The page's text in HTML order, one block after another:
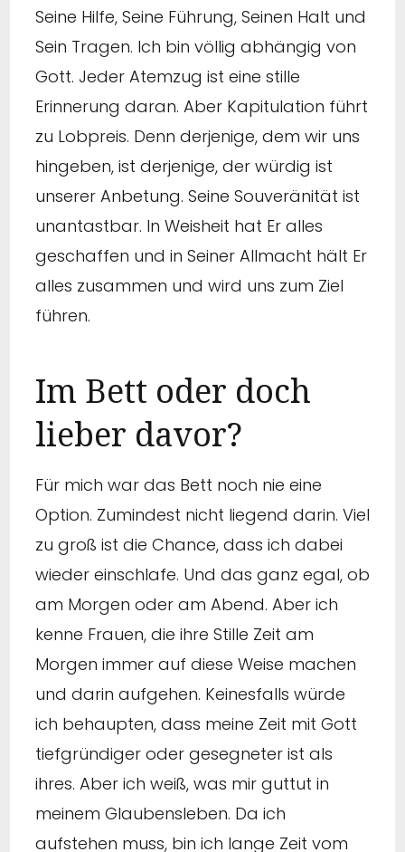
Seine Hilfe, Seine Führung, Seinen Halt und
Sein Tragen. Ich bin völlig abhängig von
Gott. Jeder Atemzug ist eine stille
Erinnerung daran. Aber Kapitulation führt
zu Lobpreis. Denn derjenige, dem wir uns
hingeben, ist derjenige, der würdig ist
unserer Anbetung. Seine Souveränität ist
unantastbar. In Weisheit hat Er alles
geschaffen und in Seiner Allmacht hält Er
alles zusammen und wird uns zum Ziel
führen.
Im Bett oder doch
lieber davor?
Für mich war das Bett noch nie eine
Option. Zumindest nicht liegend darin. Viel
zu groß ist die Chance, dass ich dabei
wieder einschlafe. Und das ganz egal, ob
am Morgen oder am Abend. Aber ich
kenne Frauen, die ihre Stille Zeit am
Morgen immer auf diese Weise machen
und darin aufgehen. Keinesfalls würde
ich behaupten, dass meine Zeit mit Gott
tiefgründiger oder gesegneter ist als
ihres. Aber ich weiß, was mir guttut in
meinem Glaubensleben. Da ich
aufstehen muss, bin ich lange Zeit vom